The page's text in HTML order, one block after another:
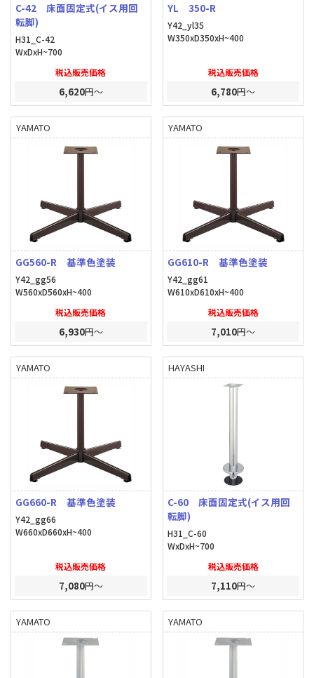
C-42 床面固定式(イス用回
転脚)
H31_C-42
WxDxH~700
税込販売価格
6,620円～
YL 350-R
Y42_yl35
W350xD350xH~400
税込販売価格
6,780円～
YAMATO
GG560-R 基準色塗装
Y42_gg56
W560xD560xH~400
税込販売価格
6,930円～
YAMATO
GG610-R 基準色塗装
Y42_gg61
W610xD610xH~400
税込販売価格
7,010円～
YAMATO
GG660-R 基準色塗装
Y42_gg66
W660xD660xH~400
税込販売価格
7,080円～
HAYASHI
C-60 床面固定式(イス用回
転脚)
H31_C-60
WxDxH~700
税込販売価格
7,110円～
YAMATO YAMATO